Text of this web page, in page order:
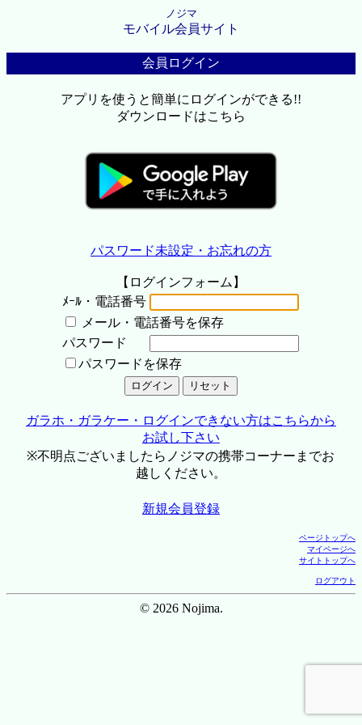
ノジマ
モバイル会員サイト
会員ログイン
アプリを使うと簡単にログインができる!!
ダウンロードはこちら
パスワード未設定・お忘れの方
【ログインフォーム】
ﾒｰﾙ・電話番号
メール・電話番号を保存
パスワード
パスワードを保存
ガラホ・ガラケー・ログインできない方はこちらから
お試し下さい
※不明点ございましたらノジマの携帯コーナーまでお
越しください。
新規会員登録
ページトップへ
マイページへ
サイトトップへ
ログアウト
© 2026 Nojima.